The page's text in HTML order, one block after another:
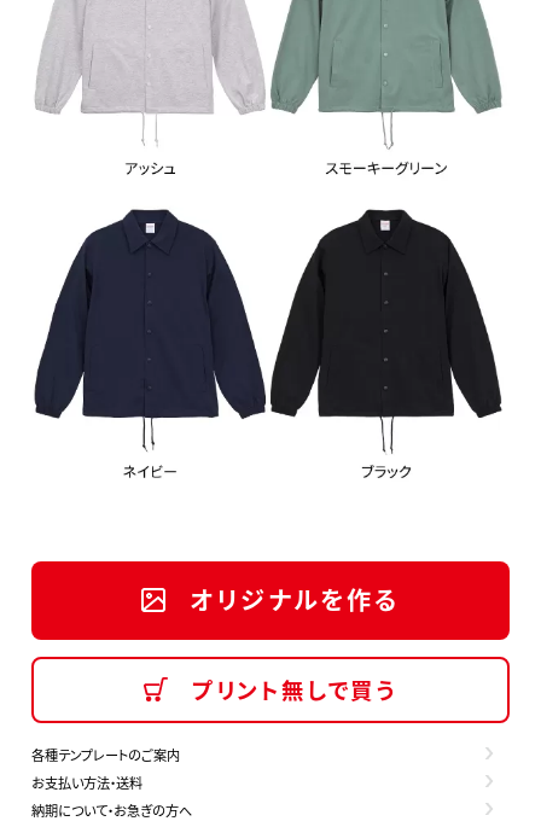
オリジナルを作る
プリント無しで買う
各種テンプレートのご案内
お支払い方法・送料
納期について・お急ぎの方へ